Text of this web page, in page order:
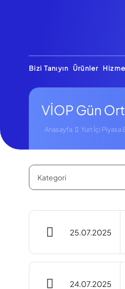
Bizi Tanıyın Ürünler
VİOP Gün
Anasayfa Yurt İçi Piyasa
25.07.2025
24.07.2025